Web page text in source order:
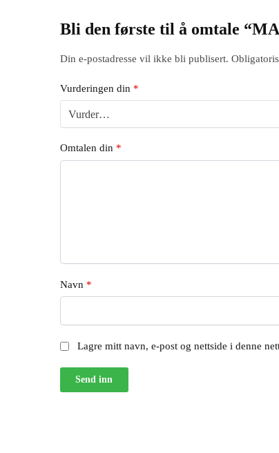
Bli den første til å omtale
Din e-postadresse vil ikke bli publisert.
Vurderingen din *
Omtalen din *
Navn *
Lagre mitt navn, e-post og nettside i denne